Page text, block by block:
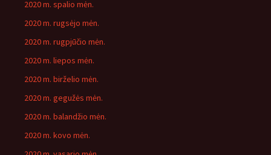
2020 m. spalio mėn.
2020 m. rugsėjo mėn.
2020 m. rugpjūčio mėn.
2020 m. liepos mėn.
2020 m. birželio mėn.
2020 m. gegužės mėn.
2020 m. balandžio mėn.
2020 m. kovo mėn.